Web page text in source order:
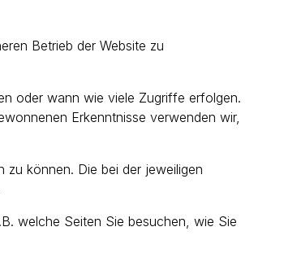
Betrieb der Website zu
oder wann wie viele Zugriffe erfolgen.
Erkenntnisse verwenden wir,
zu können. Die bei der jeweiligen
welche Seiten Sie besuchen, wie Sie